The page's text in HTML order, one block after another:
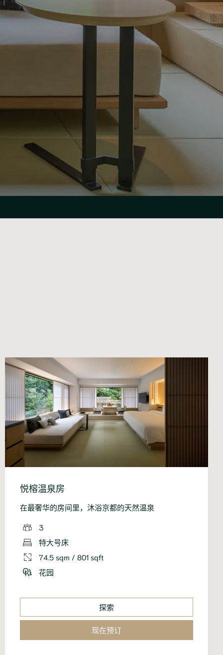
悦榕温泉房
在最奢华的房间里，沐浴京都的天然温泉
3
特大号床
74.5 sqm / 801 sqft
花园
探索
现在预订